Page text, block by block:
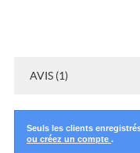
AVIS (1)
Seuls les clients
ou créez un compte .